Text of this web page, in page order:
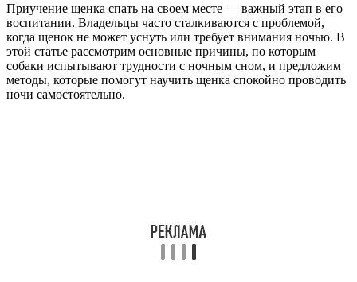
Приучение щенка спать на своем месте — важный этап в его
воспитании. Владельцы часто сталкиваются с проблемой,
когда щенок не может уснуть или требует внимания ночью. В
этой статье рассмотрим основные причины, по которым
собаки испытывают трудности с ночным сном, и предложим
методы, которые помогут научить щенка спокойно проводить
ночи самостоятельно.